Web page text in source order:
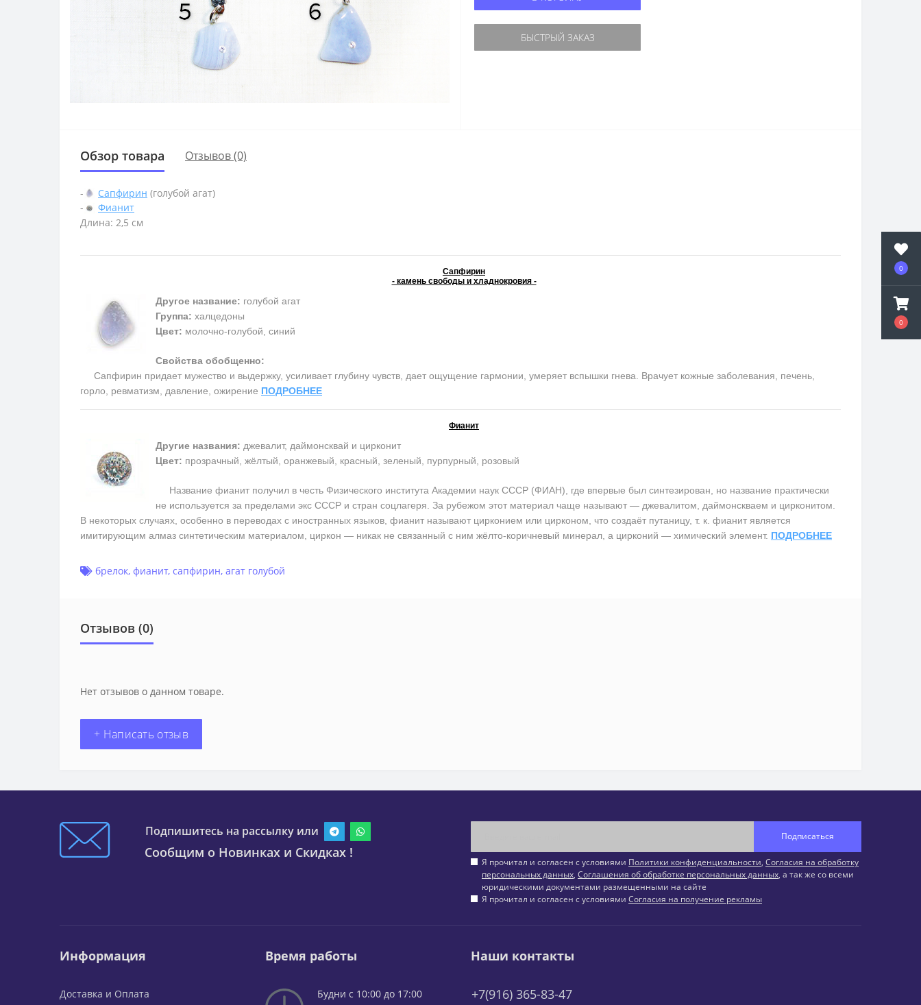
0
0
БЫСТРЫЙ ЗАКАЗ
Обзор товара Отзывов (0)
- Сапфирин (голубой агат)
-
Фианит
Длина: 2,5 см
Сапфирин
- камень свободы и хладнокровия -
Другое название: голубой агат
Группа: халцедоны
Цвет: молочно-голубой, синий
Свойства обобщенно:
Сапфирин придает мужество и выдержку, усиливает глубину чувств, дает ощущение гармонии, умеряет вспышки гнева. Врачует кожные заболевания, печень,
горло, ревматизм, давление, ожирение ПОДРОБНЕЕ
Фианит
Другие названия: джевалит, даймонсквай и цирконит
Цвет: прозрачный, жёлтый, оранжевый, красный, зеленый, пурпурный, розовый
Название фианит получил в честь Физического института Академии наук СССР (ФИАН), где впервые был синтезирован, но название практически
не используется за пределами экс СССР и стран соцлагеря. За рубежом этот материал чаще называют — джевалитом, даймонскваем и цирконитом.
В некоторых случаях, особенно в переводах с иностранных языков, фианит называют цирконием или цирконом, что создаёт путаницу, т. к. фианит является
имитирующим алмаз синтетическим материалом, циркон — никак не связанный с ним жёлто-коричневый минерал, а цирконий — химический элемент. ПОДРОБНЕЕ
брелок, фианит, сапфирин, агат голубой
Отзывов (0)
Нет отзывов о данном товаре.
+ Написать отзыв
Подпишитесь на рассылку или
Сообщим о Новинках и Скидках !
Подписаться
Я прочитал и согласен с условиями Политики конфиденциальности, Согласия на обработку
персональных данных, Соглашения об обработке персональных данных, а так же со всеми
юридическими документами размещенными на сайте
Я прочитал и согласен с условиями Согласия на получение рекламы
Информация
Доставка и Оплата
Время работы
Будни с 10:00 до 17:00
Наши контакты
+7(916) 365-83-47